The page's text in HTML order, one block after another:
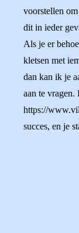
voorstellen
dit in ieder
Als je er
kletsen met
dan kan ik je
aan te
https://
succes, en je